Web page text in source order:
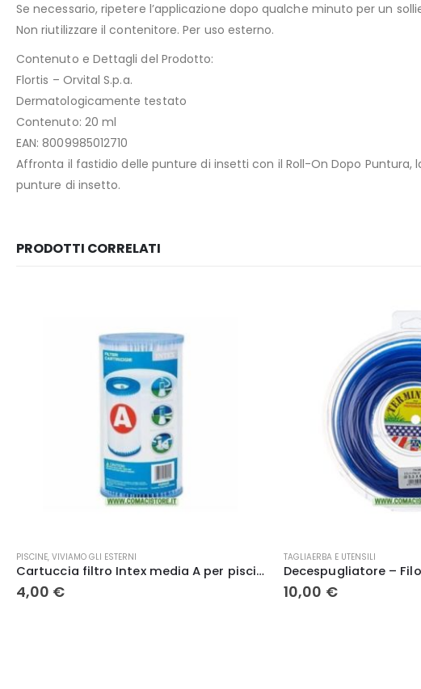
Se necessario, ripetere l’applicazione dopo qualche minuto per un
Non riutilizzare il contenitore. Per uso esterno.
Contenuto e Dettagli del Prodotto:
Flortis – Orvital S.p.a.
Dermatologicamente testato
Contenuto: 20 ml
EAN: 8009985012710
Affronta il fastidio delle punture di insetti con il Roll-On Dopo
punture di insetto.
PRODOTTI CORRELATI
TAGLIAERBA E UTENSILI
Decespugliatore – Filo Terminator Tondo 3.3x50m
10,00€
TAGLIAERBA E UTENSILI
3,20€